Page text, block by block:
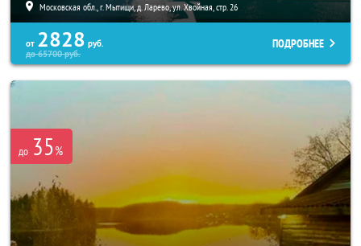
Московская обл., г. Мытищи, д. Ларево, ул. Хвойная, стр. 26
от 2828 руб.
до65700руб.
ПОДРОБНЕЕ
до 35%